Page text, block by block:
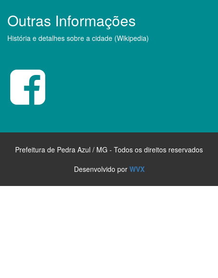
Outras Informações
História e detalhes sobre a cidade (Wikipedia)
Prefeitura de Pedra Azul / MG - Todos os direitos reservados
Desenvolvido por WVX